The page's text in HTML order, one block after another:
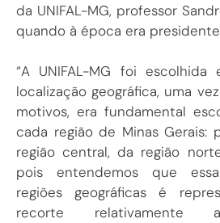
da UNIFAL-MG, professor
quando à época era
“A UNIFAL-MG foi
localização geográfica, uma
motivos, era fundamental
cada região de Minas Gerais:
região central, da região
pois entendemos que
regiões geográficas é
recorte relativamente